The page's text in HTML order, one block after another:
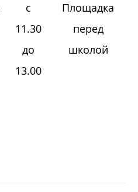
с
11.30
до
13.00
Площадка
перед
школой